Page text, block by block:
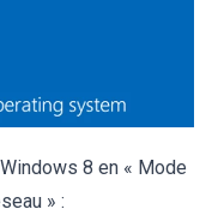
8 en « Mode
» :